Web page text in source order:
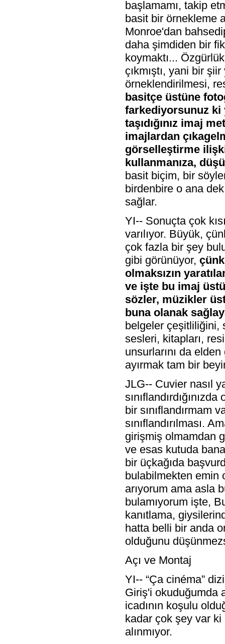
başlamamı, takip
basit bir örnekleme
Monroe'dan
daha şimdiden bir
koymaktı...
çıkmıştı, yani bir
örneklendirilmesi,
basitçe üstüne
farkediyorsunuz ki
taşıdığınız imaj
imajlardan
görselleştirme
kullanmanıza,
basit biçim, bir
birdenbire o ana
sağlar.
YI-- Sonuçta çok
varılıyor. Büyük,
çok fazla bir şey
gibi görünüyor,
olmaksızın
ve işte bu imaj
sözler, müzikler
buna olanak
belgeler çeşitliliğini,
sesleri, kitapları,
unsurlarını da
ayırmak tam bir
JLG-- Cuvier nasıl
bir sınıflandırmam
sınıflandırılması.
girişmiş olmamdan
ve esas kutuda
bir üçkağıda
bulabilmekten emin
arıyorum ama asla
bulamıyorum işte,
kanıtlama,
hatta belli bir anda
olduğunu
Açı ve Montaj
YI-- “Ça cinéma”
Giriş'i okuduğumda
icadının koşulu
kadar çok şey var ki
alınmıyor.